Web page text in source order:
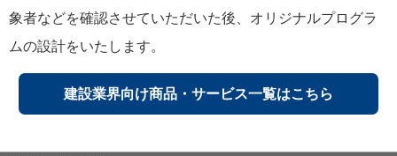
象者などを確認させていただいた後、オリジナルプログラ
ムの設計をいたします。
建設業界向け商品・サービス一覧はこちら